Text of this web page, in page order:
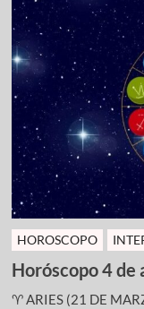
HOROSCOPO
Horóscopo 4 de
♈ ARIES (21 DE